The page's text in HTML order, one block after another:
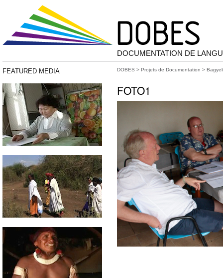
DOCUMENTATION DE
FEATURED MEDIA DOBES > Projets de Documentation >
FOTO1